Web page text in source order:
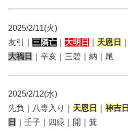
2025/2/11(火)
友引｜ 三隣亡 大明日 天恩日
大禍日
｜辛亥｜三碧｜納｜尾
2025/2/12(水)
先負｜八専入り｜ 天恩日 神吉日
日
｜壬子｜四緑｜開｜箕